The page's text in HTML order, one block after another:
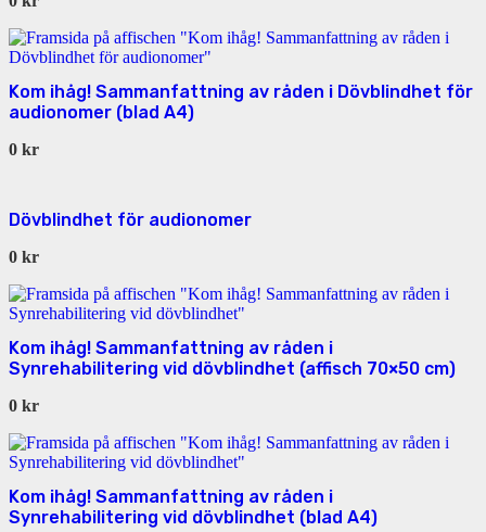
Kom ihåg! Sammanfattning av råden i Dövblindhet för
audionomer (blad A4)
0 kr
Dövblindhet för audionomer
0 kr
Kom ihåg! Sammanfattning av råden i
Synrehabilitering vid dövblindhet (affisch 70×50 cm)
0 kr
Kom ihåg! Sammanfattning av råden i
Synrehabilitering vid dövblindhet (blad A4)